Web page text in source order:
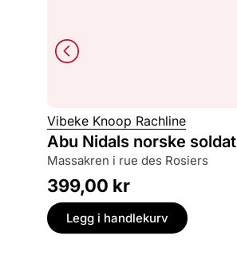
Vibeke Knoop Rachline
Abu Nidals norske soldat
massakren i rue des Rosiers
399,00 kr
Legg i handlekurv